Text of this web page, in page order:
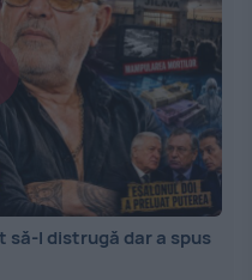
să-l distrugă dar a spus